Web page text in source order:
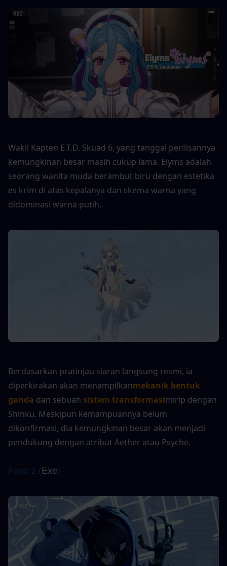
Wakil Kapten E.T.D. Skuad 6, yang tanggal perilisannya
kemungkinan besar masih cukup lama. Elyms adalah
seorang wanita muda berambut biru dengan estetika
es krim di atas kepalanya dan skema warna yang
didominasi warna putih.
Berdasarkan pratinjau siaran langsung resmi, ia
diperkirakan akan menampilkanmekanik bentuk
ganda dan sebuah sistem transformasimirip dengan
Shinku. Meskipun kemampuannya belum
dikonfirmasi, dia kemungkinan besar akan menjadi
pendukung dengan atribut Aether atau Psyche.
Fase 2 (Exe)